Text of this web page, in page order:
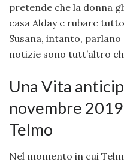
pretende che la donna
casa Alday e rubare
Susana, intanto,
notizie sono tutt’altro
Una Vita
novembre
Telmo
Nel momento in cui